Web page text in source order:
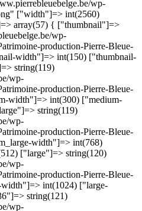
wp-
["width"]=> int(2560)
array(57) { ["thumbnail"]=>
wp-
production-Pierre-Bleue-
width"]=> int(150) ["thumbnail-
string(119)
wp-
production-Pierre-Bleue-
width"]=> int(300) ["medium-
string(119)
wp-
production-Pierre-Bleue-
width"]=> int(768)
["large"]=> string(120)
wp-
production-Pierre-Bleue-
int(1024) ["large-
string(121)
wp-